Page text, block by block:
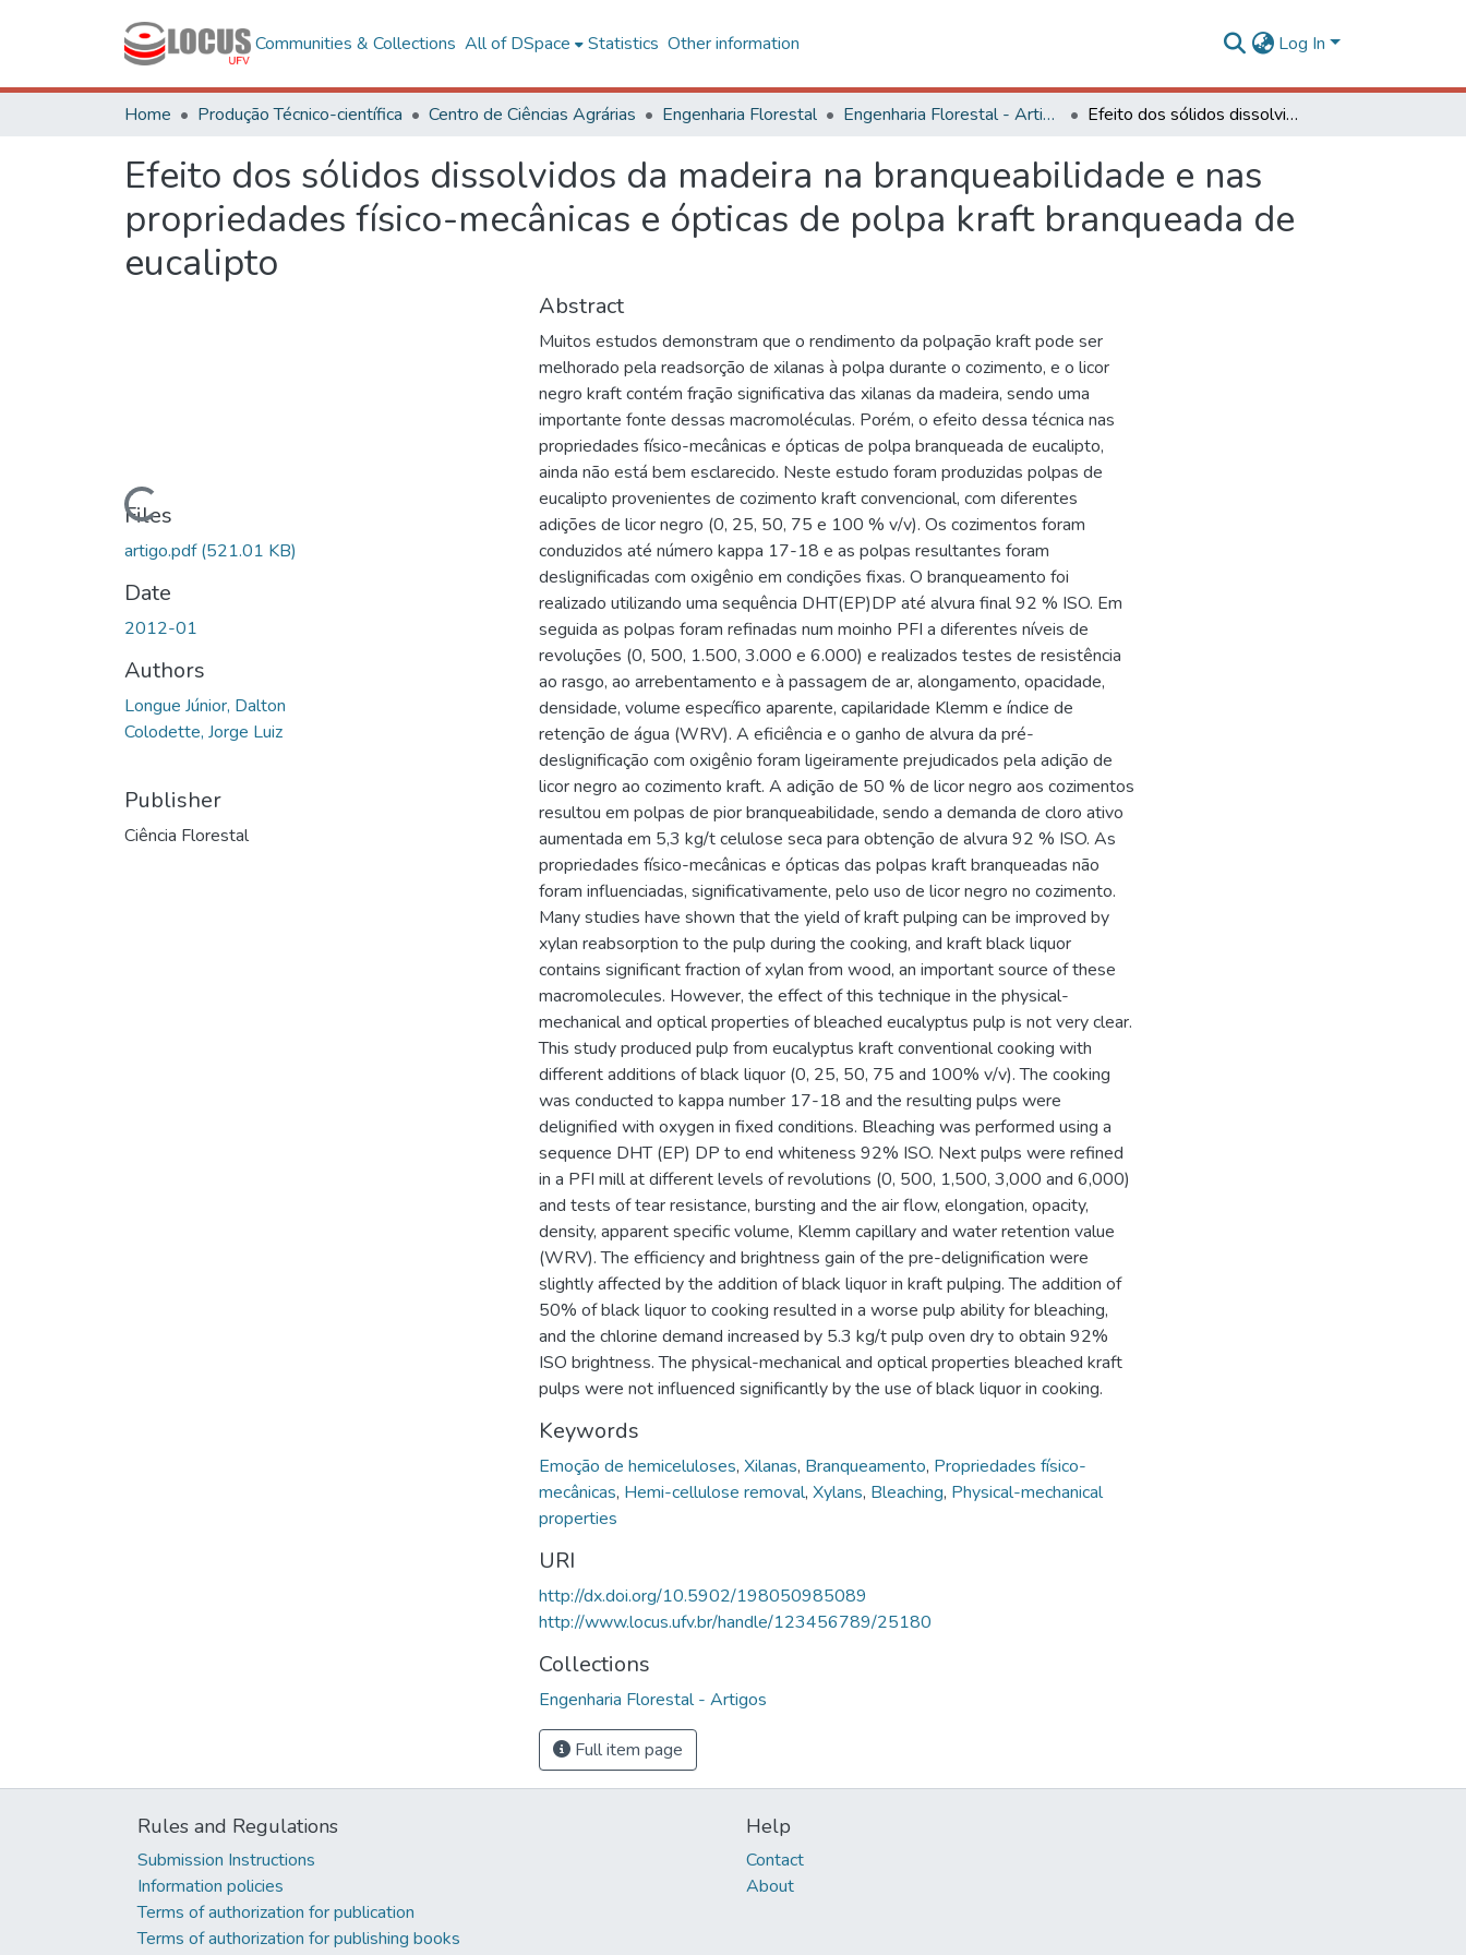
Communities & Collections All of DSpace Statistics Other information Log In
Home Produção Técnico-científica Centro de Ciências Agrárias Engenharia Florestal Engenharia Florestal - Artigos Efeito dos sólidos dissolvidos da madeira na branqueabilidade e nas propriedades físico-mecânicas e ópticas de polpa kraft branqueada de eucalipto
Efeito dos sólidos dissolvidos da madeira na branqueabilidade e nas
propriedades físico-mecânicas e ópticas de polpa kraft branqueada de
eucalipto
Loading...
Files
artigo.pdf(521.01 KB)
Date
2012-01
Authors
Longue Júnior, Dalton
Colodette, Jorge Luiz
Publisher
Ciência Florestal
Abstract
Muitos estudos demonstram que o rendimento da polpação kraft pode ser
melhorado pela readsorção de xilanas à polpa durante o cozimento, e o licor
negro kraft contém fração significativa das xilanas da madeira, sendo uma
importante fonte dessas macromoléculas. Porém, o efeito dessa técnica nas
propriedades físico-mecânicas e ópticas de polpa branqueada de eucalipto,
ainda não está bem esclarecido. Neste estudo foram produzidas polpas de
eucalipto provenientes de cozimento kraft convencional, com diferentes
adições de licor negro (0, 25, 50, 75 e 100 % v/v). Os cozimentos foram
conduzidos até número kappa 17-18 e as polpas resultantes foram
deslignificadas com oxigênio em condições fixas. O branqueamento foi
realizado utilizando uma sequência DHT(EP)DP até alvura final 92 % ISO. Em
seguida as polpas foram refinadas num moinho PFI a diferentes níveis de
revoluções (0, 500, 1.500, 3.000 e 6.000) e realizados testes de resistência
ao rasgo, ao arrebentamento e à passagem de ar, alongamento, opacidade,
densidade, volume específico aparente, capilaridade Klemm e índice de
retenção de água (WRV). A eficiência e o ganho de alvura da pré-
deslignificação com oxigênio foram ligeiramente prejudicados pela adição de
licor negro ao cozimento kraft. A adição de 50 % de licor negro aos cozimentos
resultou em polpas de pior branqueabilidade, sendo a demanda de cloro ativo
aumentada em 5,3 kg/t celulose seca para obtenção de alvura 92 % ISO. As
propriedades físico-mecânicas e ópticas das polpas kraft branqueadas não
foram influenciadas, significativamente, pelo uso de licor negro no cozimento.
Many studies have shown that the yield of kraft pulping can be improved by
xylan reabsorption to the pulp during the cooking, and kraft black liquor
contains significant fraction of xylan from wood, an important source of these
macromolecules. However, the effect of this technique in the physical-
mechanical and optical properties of bleached eucalyptus pulp is not very clear.
This study produced pulp from eucalyptus kraft conventional cooking with
different additions of black liquor (0, 25, 50, 75 and 100% v/v). The cooking
was conducted to kappa number 17-18 and the resulting pulps were
delignified with oxygen in fixed conditions. Bleaching was performed using a
sequence DHT (EP) DP to end whiteness 92% ISO. Next pulps were refined
in a PFI mill at different levels of revolutions (0, 500, 1,500, 3,000 and 6,000)
and tests of tear resistance, bursting and the air flow, elongation, opacity,
density, apparent specific volume, Klemm capillary and water retention value
(WRV). The efficiency and brightness gain of the pre-delignification were
slightly affected by the addition of black liquor in kraft pulping. The addition of
50% of black liquor to cooking resulted in a worse pulp ability for bleaching,
and the chlorine demand increased by 5.3 kg/t pulp oven dry to obtain 92%
ISO brightness. The physical-mechanical and optical properties bleached kraft
pulps were not influenced significantly by the use of black liquor in cooking.
Keywords
Emoção de hemiceluloses, Xilanas, Branqueamento, Propriedades físico-
mecânicas, Hemi-cellulose removal, Xylans, Bleaching, Physical-mechanical
properties
URI
http://dx.doi.org/10.5902/198050985089
http://www.locus.ufv.br/handle/123456789/25180
Collections
Engenharia Florestal - Artigos
Full item page
Rules and Regulations
Submission Instructions
Information policies
Terms of authorization for publication
Terms of authorization for publishing books
Help
Contact
About